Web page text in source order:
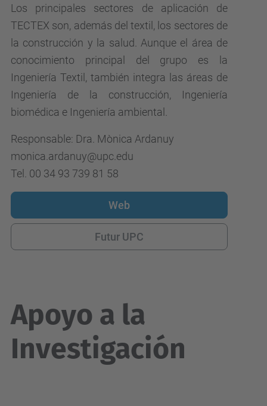
Los principales sectores de aplicación de
TECTEX son, además del textil, los sectores de
la construcción y la salud. Aunque el área de
conocimiento principal del grupo es la
Ingeniería Textil, también integra las áreas de
Ingeniería de la construcción, Ingeniería
biomédica e Ingeniería ambiental.
Responsable: Dra. Mònica Ardanuy
monica.ardanuy@upc.edu
Tel. 00 34 93 739 81 58
Web
Futur UPC
Apoyo a la
Investigación